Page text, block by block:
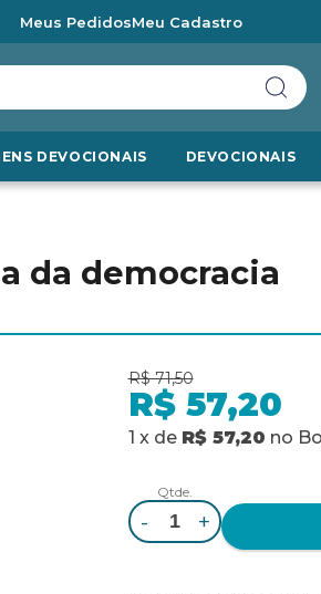
Meus PedidosMeu Cadastro
DEVOCIONAIS DEVOCIONAIS
da democracia
R$ 71,50
R$ 57,20
1 x de R$ 57,20 no
Qtde.
- +